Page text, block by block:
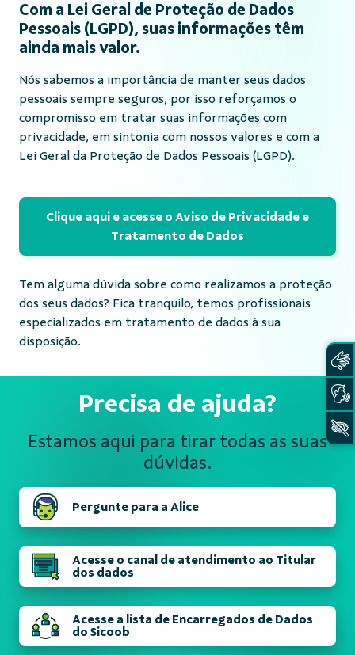
Com a Lei Geral de Proteção de Dados
Pessoais (LGPD), suas informações têm
ainda mais valor.
Nós sabemos a importância de manter seus dados
pessoais sempre seguros, por isso reforçamos o
compromisso em tratar suas informações com
privacidade, em sintonia com nossos valores e com a
Lei Geral da Proteção de Dados Pessoais (LGPD).
Clique aqui e acesse o Aviso de Privacidade e
Tratamento de Dados
Tem alguma dúvida sobre como realizamos a proteção
dos seus dados? Fica tranquilo, temos profissionais
especializados em tratamento de dados à sua
disposição.
Precisa de ajuda?
Estamos aqui para tirar todas as suas
dúvidas.
Pergunte para a Alice
Acesse o canal de atendimento ao Titular
dos dados
Acesse a lista de Encarregados de Dados
do Sicoob